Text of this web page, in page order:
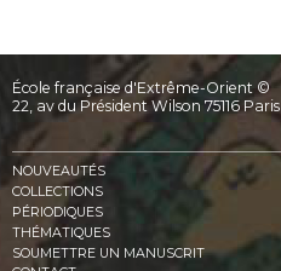
École française d'Extrême-Orient ©
22, av du Président Wilson 75116 Paris
NOUVEAUTÉS
COLLECTIONS
PÉRIODIQUES
THÉMATIQUES
SOUMETTRE UN MANUSCRIT